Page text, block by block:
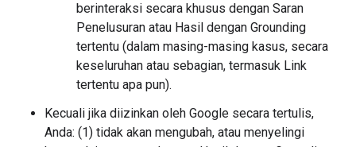
berinteraksi secara khusus dengan Saran
Penelusuran atau Hasil dengan Grounding
tertentu (dalam masing-masing kasus, secara
keseluruhan atau sebagian, termasuk Link
tertentu apa pun).
Kecuali jika diizinkan oleh Google secara tertulis,
Anda: (1) tidak akan mengubah, atau menyelingi